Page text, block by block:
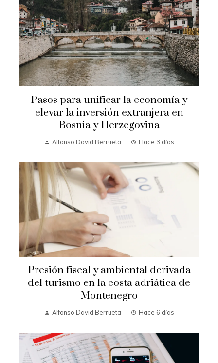
Pasos para unificar la economía y
elevar la inversión extranjera en
Bosnia y Herzegovina
Alfonso David Berrueta Hace 3 días
Presión fiscal y ambiental derivada
del turismo en la costa adriática de
Montenegro
Alfonso David Berrueta Hace 6 días